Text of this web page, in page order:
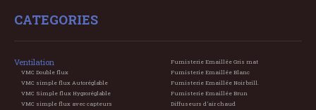
CATEGORIES
Ventilation
VMC Double flux
VMC simple flux Autoréglable
VMC Simple flux Hygroréglable
VMC simple flux avec capteurs
Fumisterie Emaillée Gris mat
Fumisterie Emaillée Blanc
Fumisterie Emaillée Noir brill.
Fumisterie Emaillée Brun
Diffuseurs d'air chaud